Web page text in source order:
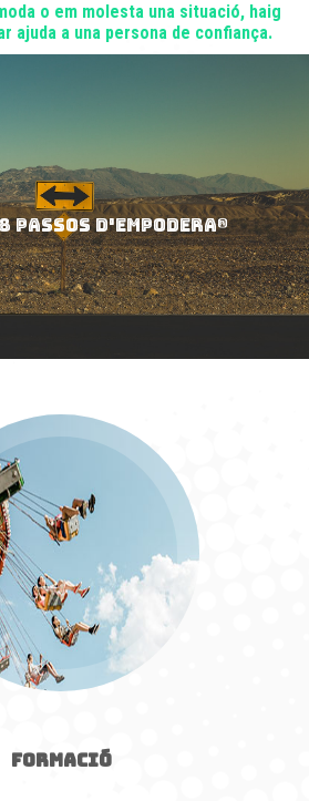
o em molesta una situació, haig
ajuda a una persona de confiança.
PASSOS D'EMPODERA®
FORMACIÓ